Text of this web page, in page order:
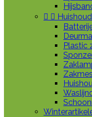
 
Plastic